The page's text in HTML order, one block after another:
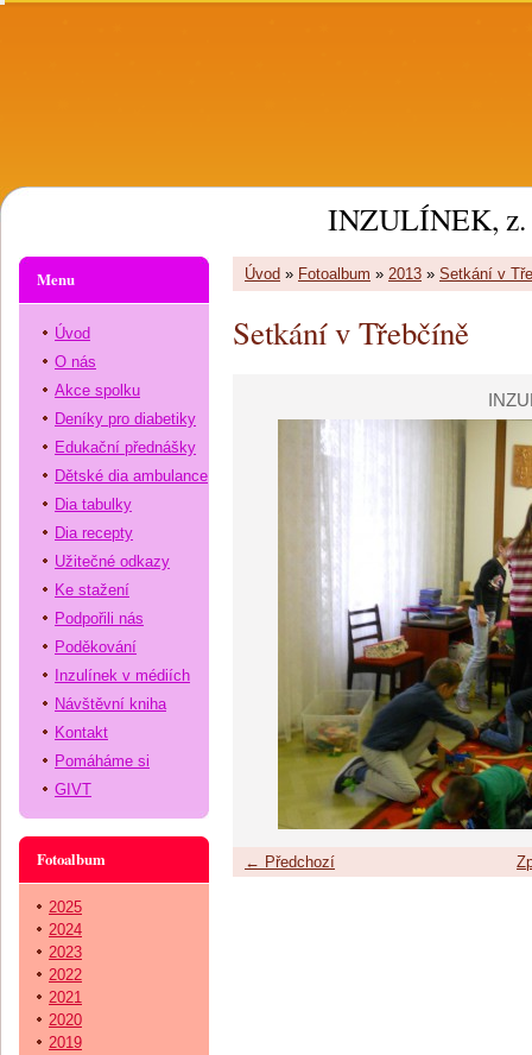
INZULÍNEK, z.
Úvod » Fotoalbum » 2013 » Setkání v
Setkání v Třebčíně
← Předchozí
Menu
Úvod
O nás
Akce spolku
Deníky pro diabetiky
Edukační přednášky
Dětské dia ambulance
Dia tabulky
Dia recepty
Užitečné odkazy
Ke stažení
Podpořili nás
Poděkování
Inzulínek v médiích
Návštěvní kniha
Kontakt
Pomáháme si
GIVT
Fotoalbum
2025
2024
2023
2022
2021
2020
2019